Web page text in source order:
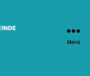
Menü